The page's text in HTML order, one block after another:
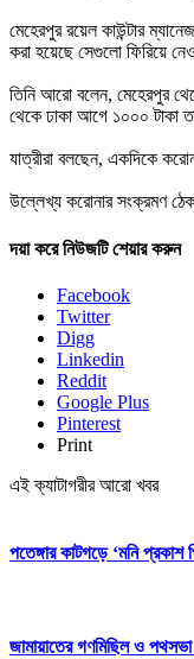
মেহেরপুর রয়েল কাউন্টার
করা হয়েছে সেগুলো ফিরিয়ে
তিনি আরো বলেন, মেহেরপুর
থেকে ঢাকা আগে ১০০০ টাকা
যাত্রীরা বলছেন, একদিকে
উল্লেখ্য করোনার সংক্রমণ
দয়া করে নিউজটি শেয়ার করুন
Facebook
Twitter
Digg
Linkedin
Reddit
Google Plus
Pinterest
Print
এই ক্যাটাগরীর আরো খবর
পতেঙ্গার কাটগড়ে ‘মনি
জামায়াতের গণমিছিল ও